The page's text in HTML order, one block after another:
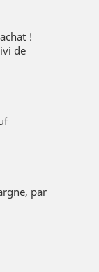
!
de
par